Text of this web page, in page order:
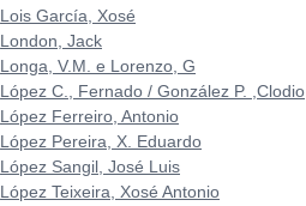
Lois García, Xosé
London, Jack
Longa, V.M. e Lorenzo, G
López C., Fernado / González P. ,Clodio
López Ferreiro, Antonio
López Pereira, X. Eduardo
López Sangil, José Luis
López Teixeira, Xosé Antonio